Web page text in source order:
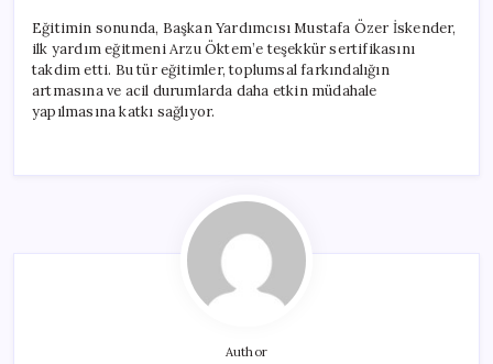
Eğitimin sonunda, Başkan Yardımcısı Mustafa Özer İskender,
ilk yardım eğitmeni Arzu Öktem’e teşekkür sertifikasını
takdim etti. Bu tür eğitimler, toplumsal farkındalığın
artmasına ve acil durumlarda daha etkin müdahale
yapılmasına katkı sağlıyor.
Author